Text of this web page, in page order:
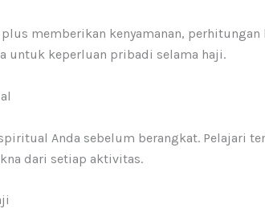
memberikan kenyamanan,
untuk keperluan pribadi selama haji.
Anda sebelum berangkat. Pelajari
dari setiap aktivitas.